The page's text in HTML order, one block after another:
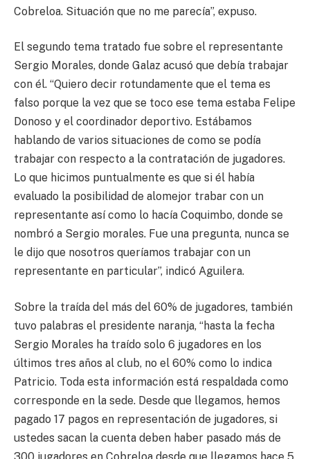
Cobreloa. Situación que no me parecía”, expuso.
El segundo tema tratado fue sobre el representante
Sergio Morales, donde Galaz acusó que debía trabajar
con él. “Quiero decir rotundamente que el tema es
falso porque la vez que se toco ese tema estaba Felipe
Donoso y el coordinador deportivo. Estábamos
hablando de varios situaciones de como se podía
trabajar con respecto a la contratación de jugadores.
Lo que hicimos puntualmente es que si él había
evaluado la posibilidad de alomejor trabar con un
representante así como lo hacía Coquimbo, donde se
nombró a Sergio morales. Fue una pregunta, nunca se
le dijo que nosotros queríamos trabajar con un
representante en particular”, indicó Aguilera.
Sobre la traída del más del 60% de jugadores, también
tuvo palabras el presidente naranja, “hasta la fecha
Sergio Morales ha traído solo 6 jugadores en los
últimos tres años al club, no el 60% como lo indica
Patricio. Toda esta información está respaldada como
corresponde en la sede. Desde que llegamos, hemos
pagado 17 pagos en representación de jugadores, si
ustedes sacan la cuenta deben haber pasado más de